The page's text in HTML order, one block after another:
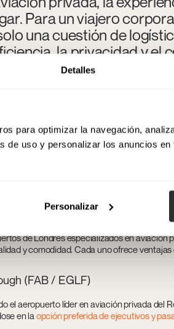
Detalles
para optimizar la navegación,
de uso y personalizar los anuncios
Personalizar
Para un viajero
una cuestión de
la privacidad y el
los principales hubs globales de negocios
ofrecen distintas ventajas según el perfil y
del aeropuerto adecuado puede
comprender las particularidades de
personales y empresarios que buscan
de Londres líderes
de Londres especializados en aviación
y comodidad. Cada uno ofrece
(FAB / EGLF)
el aeropuerto líder en aviación privada del
en la opción preferida de ejecutivos y